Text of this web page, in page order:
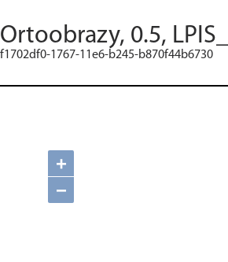
Ortoobrazy, 0.5,
f1702df0-1767-11e6-b245-b870f44b6730
+
−